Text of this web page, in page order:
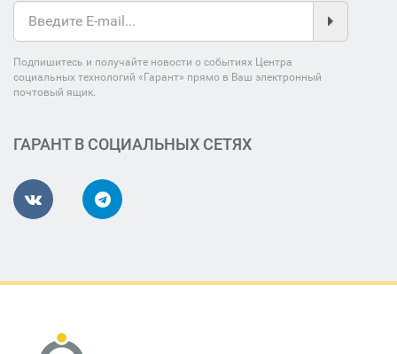
Подпишитесь и получайте новости о событиях Центра
социальных технологий «Гарант» прямо в Ваш электронный
почтовый ящик.
ГАРАНТ В СОЦИАЛЬНЫХ СЕТЯХ